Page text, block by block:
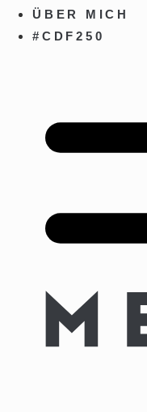
ÜBER MICH
#CDF250